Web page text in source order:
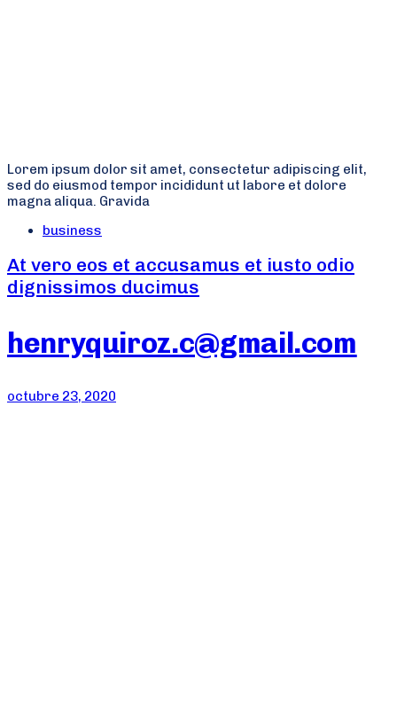
Lorem ipsum dolor sit amet, consectetur adipiscing elit,
sed do eiusmod tempor incididunt ut labore et dolore
magna aliqua. Gravida
Tags
business
At vero eos et accusamus et iusto odio
dignissimos ducimus
henryquiroz.c@gmail.com
octubre 23, 2020